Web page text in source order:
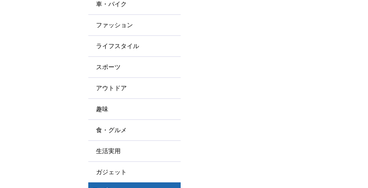
車・バイク
ファッション
ライフスタイル
スポーツ
アウトドア
趣味
食・グルメ
生活実用
ガジェット